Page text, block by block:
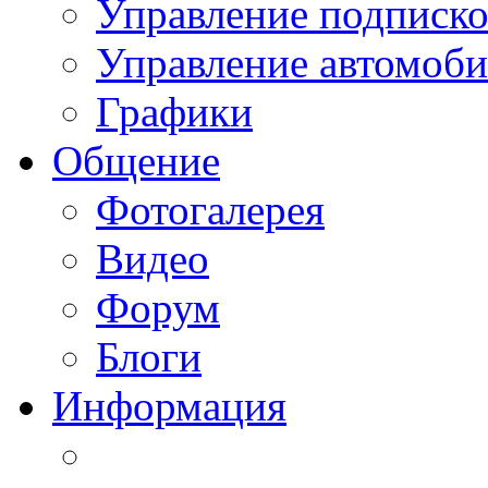
Управление
Управление
Графики
Общение
Фотогалерея
Видео
Форум
Блоги
Информация